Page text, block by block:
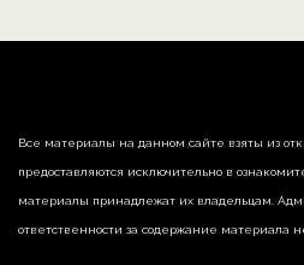
Все материалы на данном сайте взяты из
предоставляются исключительно в
материалы принадлежат их владельцам.
ответственности за содержание материала